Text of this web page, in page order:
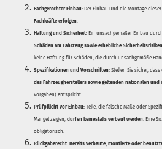
Fachgerechter Einbau: Der Einbau und die Montage dieser
Fachkräfte erfolgen.
Haftung und Sicherheit: Ein unsachgemäßer Einbau
Schäden am Fahrzeug sowie erhebliche Sicherheitsrisiken
keine Haftung für Schäden, die durch unsachgemäße
Spezifikationen und Vorschriften: Stellen Sie sicher,
des Fahrzeugherstellers sowie geltenden nationalen
Vorgaben) entspricht.
Prüfpflicht vor Einbau: Teile, die falsche Maße oder
Mängel zeigen, dürfen keinesfalls verbaut werden. Eine
obligatorisch.
Rückgaberecht: Bereits verbaute, montierte oder